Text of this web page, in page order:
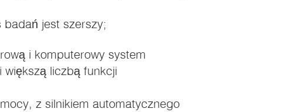
badań jest szerszy;
i komputerowy system
liczbą funkcji
z silnikiem automatycznego